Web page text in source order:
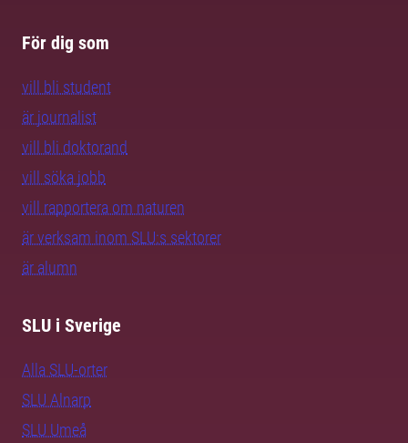
För dig som
vill bli student
är journalist
vill bli doktorand
vill söka jobb
vill rapportera om naturen
är verksam inom SLU:s sektorer
är alumn
SLU i Sverige
Alla SLU-orter
SLU Alnarp
SLU Umeå